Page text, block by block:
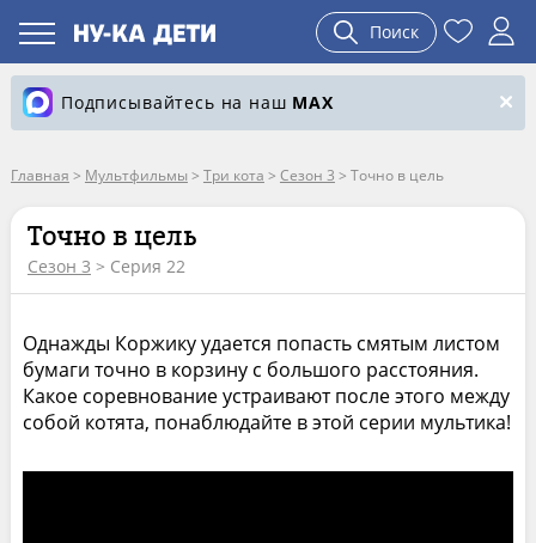
Поиск
Подписывайтесь на наш MAX
Главная > Мультфильмы > Три кота > Сезон 3 > Точно в цель
Точно в цель
Сезон 3 > Серия 22
Однажды Коржику удается попасть смятым листом
бумаги точно в корзину с большого расстояния.
Какое соревнование устраивают после этого между
собой котята, понаблюдайте в этой серии мультика!